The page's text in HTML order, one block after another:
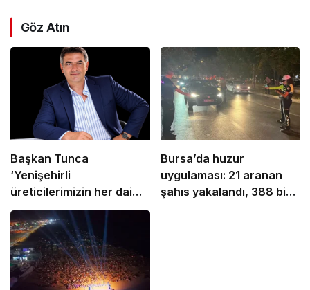
Göz Atın
Başkan Tunca
‘Yenişehirli
üreticilerimizin her daim
yanındayız’
Bursa’da huzur
uygulaması: 21 aranan
şahıs yakalandı, 388 bin